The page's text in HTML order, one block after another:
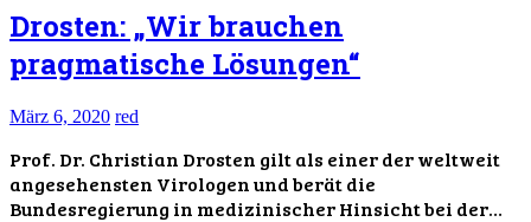
Drosten: „Wir brauchen
pragmatische Lösungen“
März 6, 2020 red
Prof. Dr. Christian Drosten gilt als einer der weltweit
angesehensten Virologen und berät die
Bundesregierung in medizinischer Hinsicht bei der…